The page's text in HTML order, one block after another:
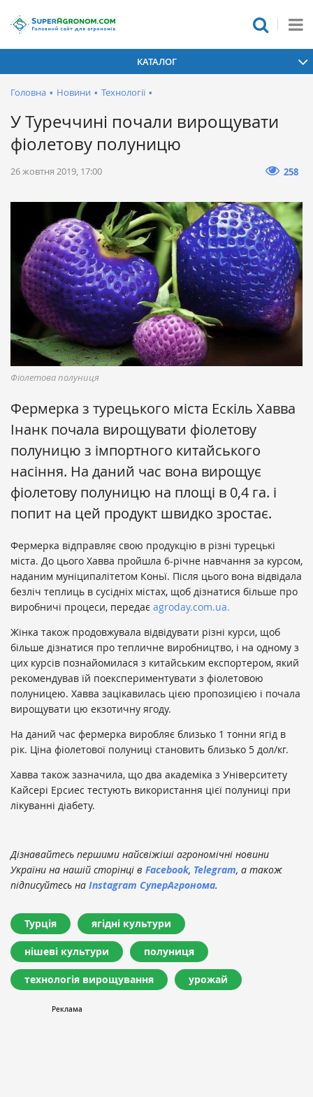
КАТАЛОГ
Головна • Новини • Технології •
У Туреччині почали вирощувати
фіолетову полуницю
26 жовтня 2019, 17:00 258
Фіолетова полуниця
Фермерка з турецького міста Ескіль Хавва
Інанк почала вирощувати фіолетову
полуницю з імпортного китайського
насіння. На даний час вона вирощує
фіолетову полуницю на площі в 0,4 га. і
попит на цей продукт швидко зростає.
Фермерка відправляє свою продукцію в різні турецькі
міста. До цього Хавва пройшла 6-річне навчання за курсом,
наданим муніципалітетом Коньї. Після цього вона відвідала
безліч теплиць в сусідніх містах, щоб дізнатися більше про
виробничі процеси, передає agroday.com.ua.
Жінка також продовжувала відвідувати різні курси, щоб
більше дізнатися про тепличне виробництво, і на одному з
цих курсів познайомилася з китайським експортером, який
рекомендував їй поекспериментувати з фіолетовою
полуницею. Хавва зацікавилась цією пропозицією і почала
вирощувати цю екзотичну ягоду.
На даний час фермерка виробляє близько 1 тонни ягід в
рік. Ціна фіолетової полуниці становить близько 5 дол/кг.
Хавва також зазначила, що два академіка з Університету
Кайсері Ерсиес тестують використання цієї полуниці при
лікуванні діабету.
Дізнавайтесь першими найсвіжіші агрономічні новини
України на нашій сторінці в Facebook, Telegram, а також
підписуйтесь на Instagram СуперАгронома.
Турція ягідні культури
нішеві культури полуниця
технологія вирощування урожай